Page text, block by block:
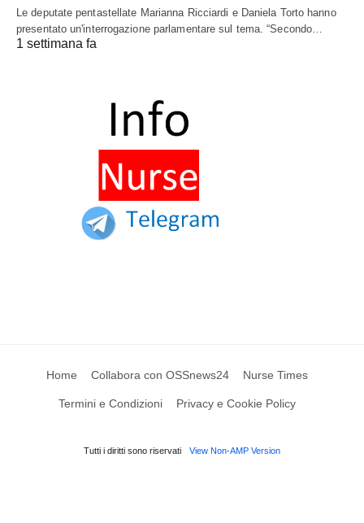
Le deputate pentastellate Marianna Ricciardi e Daniela Torto hanno
presentato un'interrogazione parlamentare sul tema. “Secondo…
1 settimana fa
Home Collabora con OSSnews24 Nurse Times
Termini e Condizioni Privacy e Cookie Policy
Tutti i diritti sono riservati View Non-AMP Version